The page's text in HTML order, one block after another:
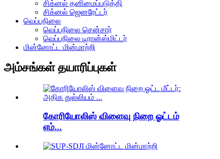
சிக்னல் தனிமைப்படுத்தி
சிக்னல் ஜெனரேட்டர்
வெப்பநிலை
வெப்பநிலை சென்சார்
வெப்பநிலை டிரான்ஸ்மிட்டர்
மின்னோட்ட மின்மாற்றி
அம்சங்கள் தயாரிப்புகள்
கோரியோலிஸ் விளைவு நிறை ஓட்டம்
எம்...